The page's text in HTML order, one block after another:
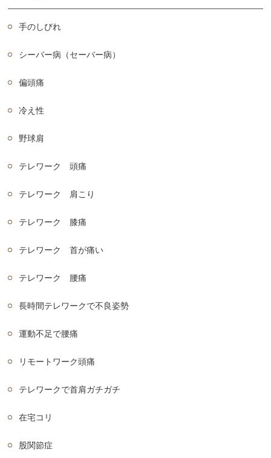
手のしびれ
シーバー病（セーバー病）
偏頭痛
冷え性
野球肩
テレワーク 頭痛
テレワーク 肩こり
テレワーク 膝痛
テレワーク 首が痛い
テレワーク 腰痛
長時間テレワークで不良姿勢
運動不足で腰痛
リモートワーク頭痛
テレワークで首肩ガチガチ
在宅コリ
股関節症